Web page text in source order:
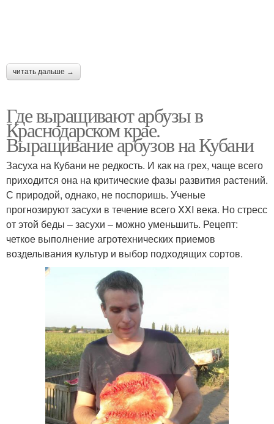
читать дальше →
Где выращивают арбузы в
Краснодарском крае.
Выращивание арбузов на Кубани
Засуха на Кубани не редкость. И как на грех, чаще всего
приходится она на критические фазы развития растений.
С природой, однако, не поспоришь. Ученые
прогнозируют засухи в течение всего XXI века. Но стресс
от этой беды – засухи – можно уменьшить. Рецепт:
четкое выполнение агротехнических приемов
возделывания культур и выбор подходящих сортов.